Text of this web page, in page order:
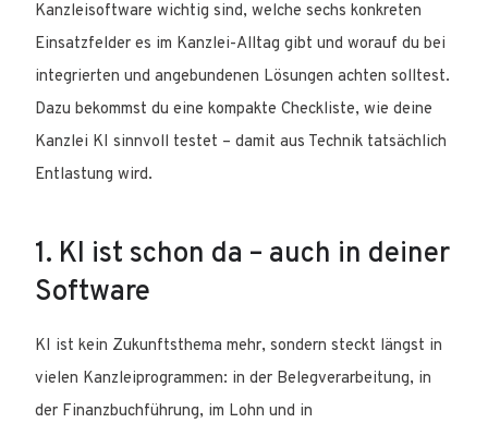
Kanzleisoftware wichtig sind, welche sechs konkreten
Einsatzfelder es im Kanzlei-Alltag gibt und worauf du bei
integrierten und angebundenen Lösungen achten solltest.
Dazu bekommst du eine kompakte Checkliste, wie deine
Kanzlei KI sinnvoll testet – damit aus Technik tatsächlich
Entlastung wird.
1. KI ist schon da – auch in deiner
Software
KI ist kein Zukunftsthema mehr, sondern steckt längst in
vielen Kanzleiprogrammen: in der Belegverarbeitung, in
der Finanzbuchführung, im Lohn und in